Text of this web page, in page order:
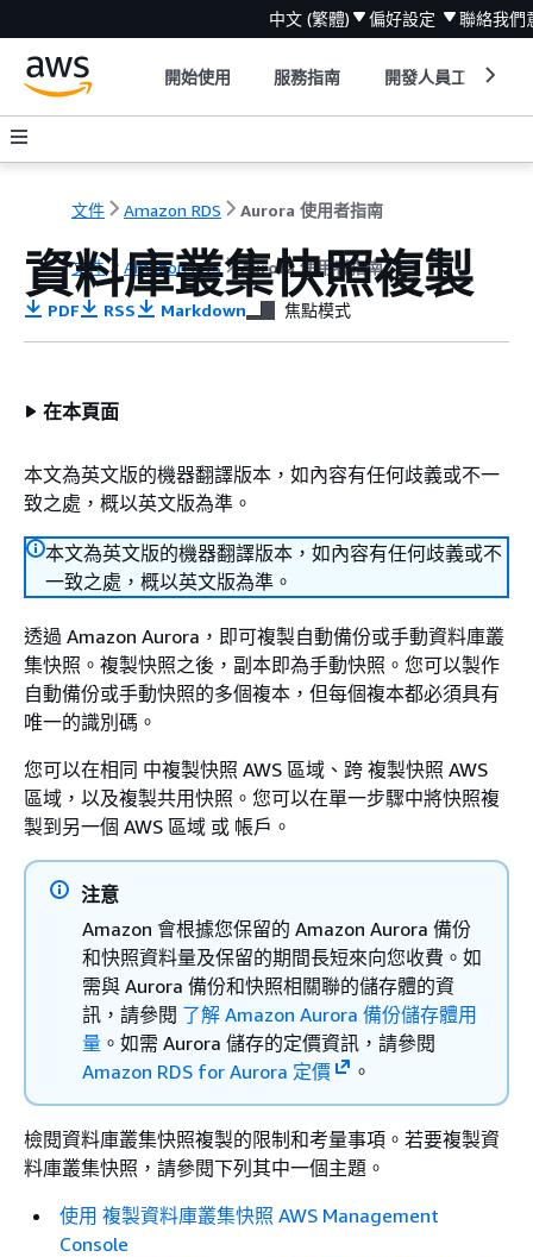
中文 (繁體) 偏好設定 聯絡我們
開始使用 服務指南 開發人員工具
文件 Amazon RDS Aurora 使用者指南
文件 Amazon RDS Aurora 使用者指南
資料庫叢集快照複製
PDF RSS Markdown 焦點模式
在本頁面
本文為英文版的機器翻譯版本，如內容有任何歧義或不一
致之處，概以英文版為準。
本文為英文版的機器翻譯版本，如內容有任何歧義或不
一致之處，概以英文版為準。
透過 Amazon Aurora，即可複製自動備份或手動資料庫​叢
集快照。複製快照之後，副本即為手動快照。您可以製作
自動備份或手動快照的多個複本，但每個複本都必須具有
唯一的識別碼。
您可以在相同 中複製快照 AWS 區域、跨 複製快照 AWS
區域，以及複製共用快照。您可以在單一步驟中將快照複
製到另一個 AWS 區域 或 帳戶。
注意
Amazon 會根據您保留的 Amazon Aurora 備份
和快照資料量及保留的期間長短來向您收費。如
需與 Aurora 備份和快照相關聯的儲存體的資
訊，請參閱 了解 Amazon Aurora 備份儲存體用
量 。如需 Aurora 儲存的定價資訊，請參閱
Amazon RDS for Aurora 定價
。
檢閱資料庫叢集快照複製的限制和考量事項。若要複製資
料庫叢集快照，請參閱下列其中一個主題。
使用 複製資料庫叢集快照 AWS Management
Console